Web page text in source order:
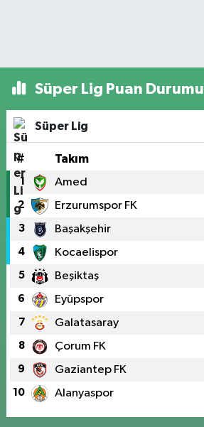
Süper Lig Puan Durumu
Süper Lig
# Takım
1 Amed
2 Erzurumspor FK
3 Başakşehir
4 Kocaelispor
5 Beşiktaş
6 Eyüpspor
7 Galatasaray
8 Çorum FK
9 Gaziantep FK
10 Alanyaspor